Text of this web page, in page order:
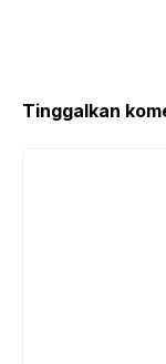
k
Tinggalkan